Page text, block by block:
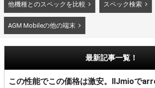
他機種とのスペックを比較 スペック検索
AGM Mobileの他の端末
最新記事一覧！
この性能でこの価格は激安。IIJmioで